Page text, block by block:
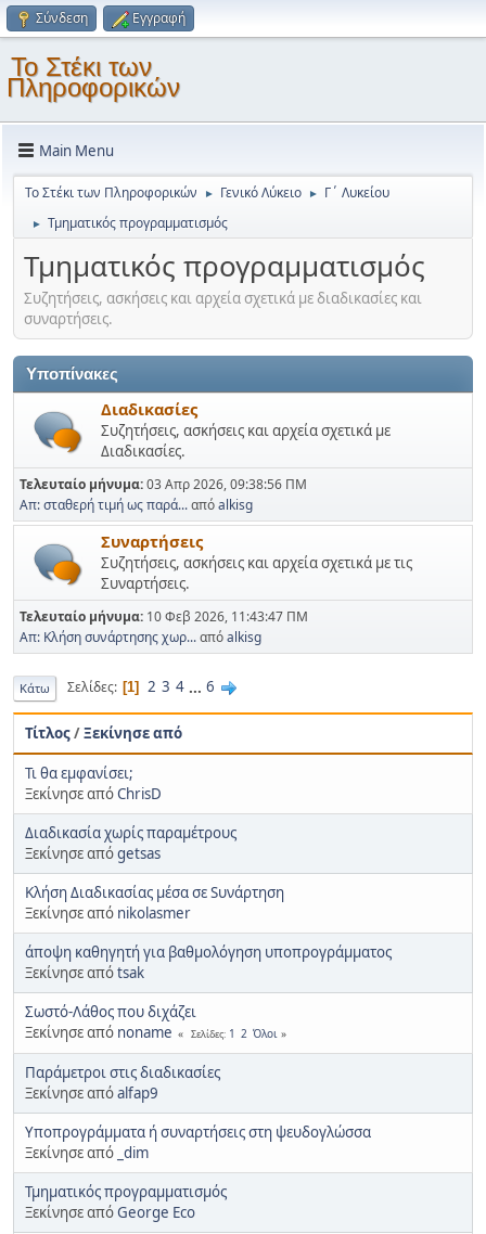
Σύνδεση Εγγραφή
Το Στέκι των
Πληροφορικών
Main Menu
Το Στέκι των Πληροφορικών ► Γενικό Λύκειο ► Γ΄ Λυκείου
► Τμηματικός προγραμματισμός
Τμηματικός προγραμματισμός
Συζητήσεις, ασκήσεις και αρχεία σχετικά με διαδικασίες και
συναρτήσεις.
Υποπίνακες
Διαδικασίες
Συζητήσεις, ασκήσεις και αρχεία σχετικά με
Διαδικασίες.
Τελευταίο μήνυμα:03 Απρ 2026, 09:38:56 ΠΜ
Απ: σταθερή τιμή ως παρά...απόalkisg
Συναρτήσεις
Συζητήσεις, ασκήσεις και αρχεία σχετικά με τις
Συναρτήσεις.
Τελευταίο μήνυμα: 10 Φεβ 2026, 11:43:47 ΠΜ
Απ: Κλήση συνάρτησης χωρ...απόalkisg
Κάτω Σελίδες 1 2 3 4 ... 6
Τίτλος/Ξεκίνησε από
Τι θα εμφανίσει;
Ξεκίνησε απόChrisD
Διαδικασία χωρίς παραμέτρους
Ξεκίνησε απόgetsas
Κλήση Διαδικασίας μέσα σε Sυνάρτηση
Ξεκίνησε από nikolasmer
άποψη καθηγητή για βαθμολόγηση υποπρογράμματος
Ξεκίνησε απόtsak
Σωστό-Λάθος που διχάζει
Ξεκίνησε από noname Σελίδες 1 2 Όλοι
Παράμετροι στις διαδικασίες
Ξεκίνησε απόalfap9
Υποπρογράμματα ή συναρτήσεις στη ψευδογλώσσα
Ξεκίνησε από _dim
Τμηματικός προγραμματισμός
Ξεκίνησε απόGeorge Eco